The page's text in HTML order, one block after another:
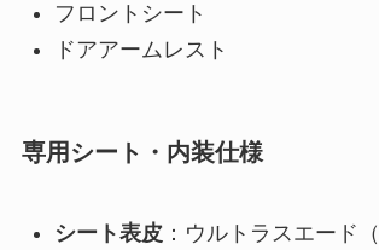
フロントシート
ドアアームレスト
専用シート・内装仕様
シート表皮：ウルトラスエード